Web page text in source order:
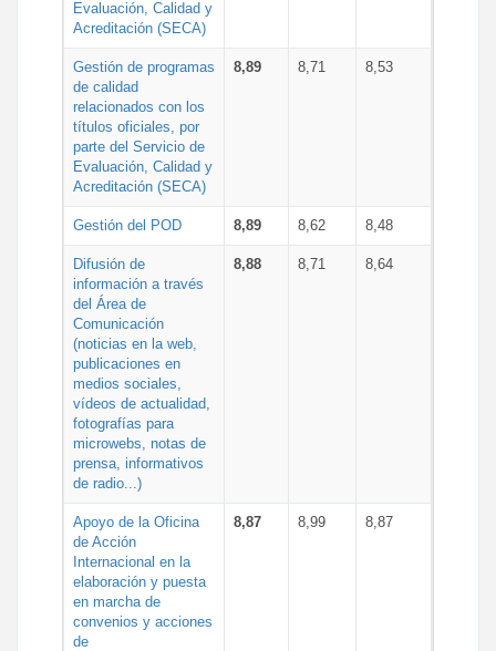
Evaluación, Calidad y
Acreditación (SECA)
Gestión de programas
de calidad
relacionados con los
títulos oficiales, por
parte del Servicio de
Evaluación, Calidad y
Acreditación (SECA)
8,89 8,71 8,53
Gestión del POD 8,89 8,62 8,48
Difusión de
información a través
del Área de
Comunicación
(noticias en la web,
publicaciones en
medios sociales,
vídeos de actualidad,
fotografías para
microwebs, notas de
prensa, informativos
de radio...)
8,88 8,71 8,64
Apoyo de la Oficina
de Acción
Internacional en la
elaboración y puesta
en marcha de
convenios y acciones
de
8,87 8,99 8,87